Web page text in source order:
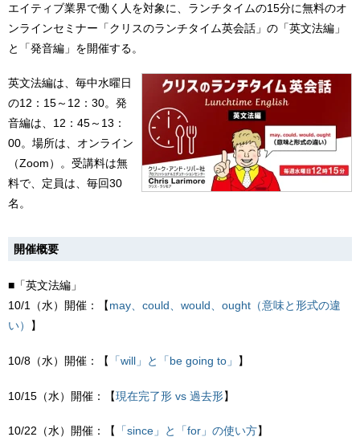
エイティブ業界で働く人を対象に、ランチタイムの15分に無料のオ
ンラインセミナー「クリスのランチタイム英会話」の「英文法編」
と「発音編」を開催する。
英文法編は、毎中水曜日
の12：15～12：30。発
音編は、12：45～13：
00。場所は、オンライン
（Zoom）。受講料は無
料で、定員は、毎回30
名。
開催概要
■「英文法編」
10/1（水）開催：【may、could、would、ought（意味と形式の違
い）
】
10/8（水）開催：【 「will」と「be going to」 】
10/15（水）開催：【現在完了形 vs 過去形】
10/22（水）開催：【 「since」と「for」の使い方】